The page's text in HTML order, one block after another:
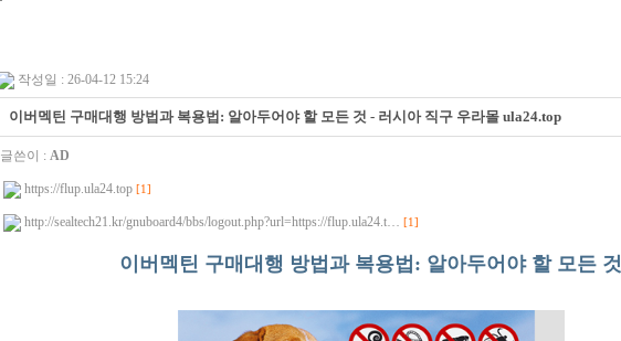
작성일 : 26-04-12 15:24
이버멕틴 구매대행 방법과 복용법: 알아두어야 할 모든 것 - 러시아 직구 우라몰 ula24.top
글쓴이 : AD
https://flup.ula24.top [1]
http://sealtech21.kr/gnuboard4/bbs/logout.php?url=https://flup.ula24.t… [1]
이버멕틴 구매대행 방법과 복용법: 알아두어야 할 모든 것